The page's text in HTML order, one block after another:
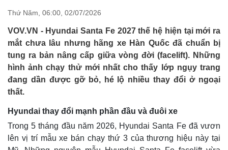
Thứ Năm, 06:00, 02/07/2026
VOV.VN - Hyundai Santa Fe 2027 thế hệ hiện tại mới ra
mắt chưa lâu nhưng hãng xe Hàn Quốc đã chuẩn bị
tung ra bản nâng cấp giữa vòng đời (facelift). Những
hình ảnh chạy thử mới nhất cho thấy lớp ngụy trang
đang dần được gỡ bỏ, hé lộ nhiều thay đổi ở ngoại
thất.
Hyundai thay đổi mạnh phần đầu và đuôi xe
Trong 5 tháng đầu năm 2026, Hyundai Santa Fe đã vươn
lên vị trí mẫu xe bán chạy thứ 3 của thương hiệu này tại